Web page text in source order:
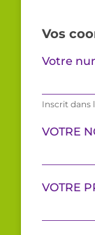
Vos
Votre
Inscrit dans
VOTRE
VOTRE